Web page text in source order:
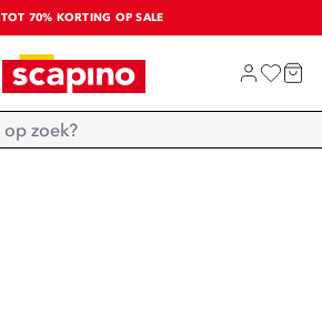
TOT 70% KORTING OP SALE
SALE: LAATSTE KANS!
SHOP NIEUW
Home